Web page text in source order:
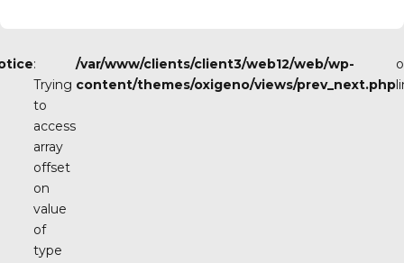
:
Trying
to
access
array
offset
on
value
of
type
/var/www/clients/client3/web12/web/wp-
content/themes/oxigeno/views/prev_next.php